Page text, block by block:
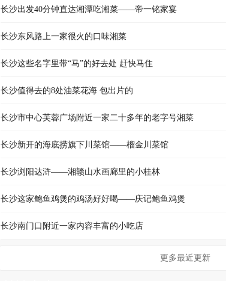
长沙出发40分钟直达湘潭吃湘菜——帝一铭家宴
长沙东风路上一家很火的口味湘菜
长沙这些名字里带“马”的好去处 赶快马住
长沙值得去的8处油菜花海 包出片的
长沙市中心芙蓉广场附近一家二十多年的老字号湘菜
长沙新开的海底捞旗下川菜馆——榴金川菜馆
长沙浏阳达浒——湘赣山水画廊里的小桂林
长沙这家鲍鱼鸡煲的鸡汤好好喝——庆记鲍鱼鸡煲
长沙南门口附近一家内容丰富的小吃店
更多最近更新